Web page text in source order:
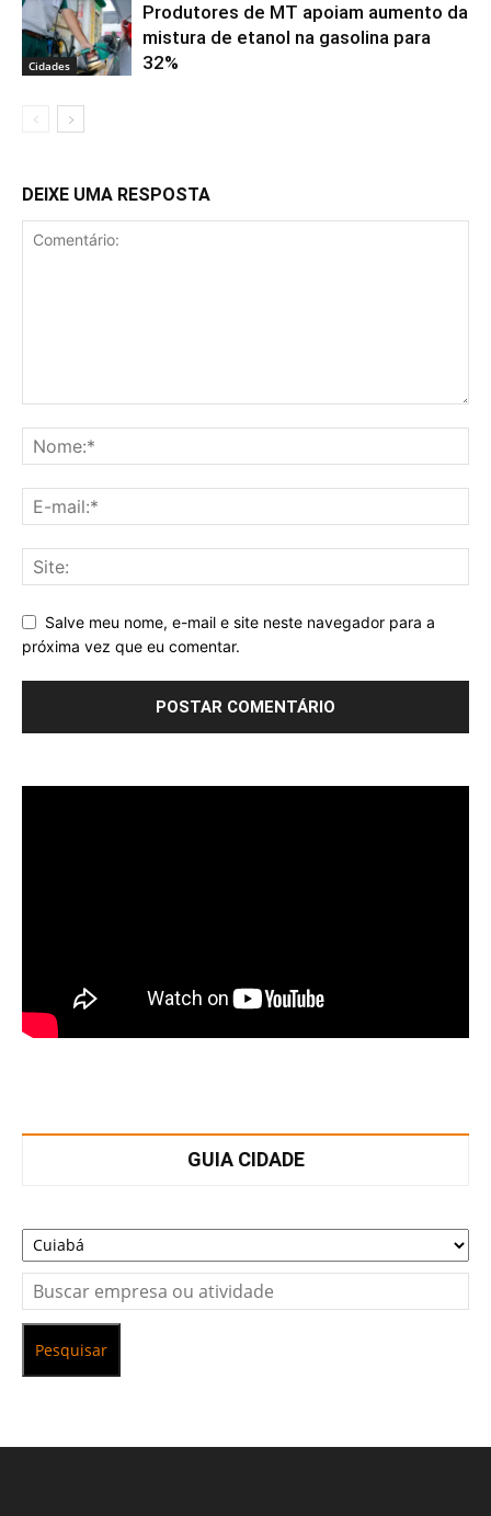
Cidades
Produtores de MT apoiam aumento da
mistura de etanol na gasolina para
32%
DEIXE UMA RESPOSTA
Salve meu nome, e-mail e site neste navegador para a
próxima vez que eu comentar.
GUIA CIDADE
Pesquisar